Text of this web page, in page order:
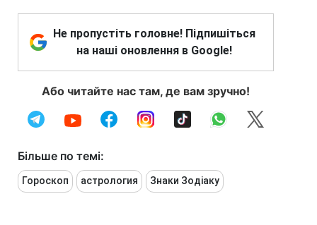
Не пропустіть головне! Підпишіться
на наші оновлення в Google!
Або читайте нас там, де вам зручно!
Більше по темі:
Гороскоп астрология Знаки Зодіаку